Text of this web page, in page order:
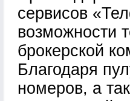
сервисов
возможности
брокерской
Благодаря
номеров, а